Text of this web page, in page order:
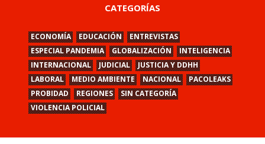
CATEGORÍAS
ECONOMÍA EDUCACIÓN
ENTREVISTAS
ESPECIAL PANDEMIA
GLOBALIZACIÓN
INTELIGENCIA
INTERNACIONAL
JUDICIAL
JUSTICIA Y DDHH
LABORAL
MEDIO AMBIENTE NACIONAL
PACOLEAKS
PROBIDAD
REGIONES
SIN CATEGORÍA
VIOLENCIA POLICIAL